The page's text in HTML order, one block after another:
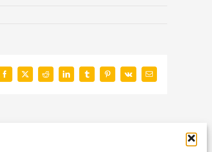
Facebook
X Reddit LinkedInTumblrPinterest
Vk
E-
Mail